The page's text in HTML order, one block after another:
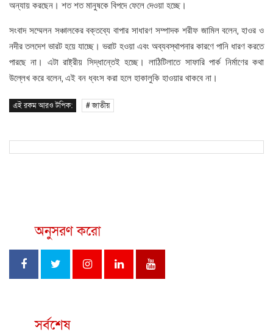
অন্যায় করছেন। শত শত মানুষকে বিপদে ফেলে দেওয়া হচ্ছে।
সংবাদ সম্মেলন সঞ্চালকের বক্তব্যে বাপার সাধারণ সম্পাদক শরীফ জামিল বলেন,হাওর ও
নদীর তলদেশ ভারট হয়ে যাচ্ছে। ভরাট হওয়া এবং অব্যবস্থাপনার কারণে পানি ধারণ করতে
পারছে না। এটা রাষ্ট্রীয় সিদ্ধান্তেই হচ্ছে। লাঠিটিলাতে সাফারি পার্ক নির্মাণের কথা
উল্লেখ করে বলেন, এই বন ধ্বংস করা হলে হাকালুকি হাওয়ার থাকবে না।
এই রকম আরও টপিক: # জাতীয়
অনুসরণ করো
সর্বশেষ